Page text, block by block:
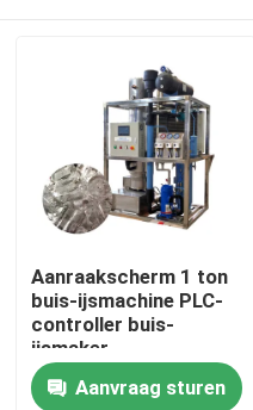
Huis
Aanraakscherm 1 ton
buis-ijsmachine PLC-
controller buis-
ijsmaker
geautomatiseerd
Aanvraag sturen